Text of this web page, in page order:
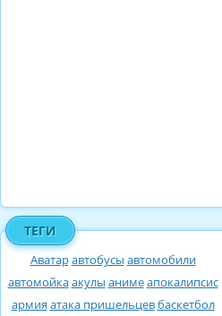
ТЕГИ
Аватаравтобусы автомобили
автомойкаакулы анимеапокалипсис
армия атака пришельцевбаскетбол